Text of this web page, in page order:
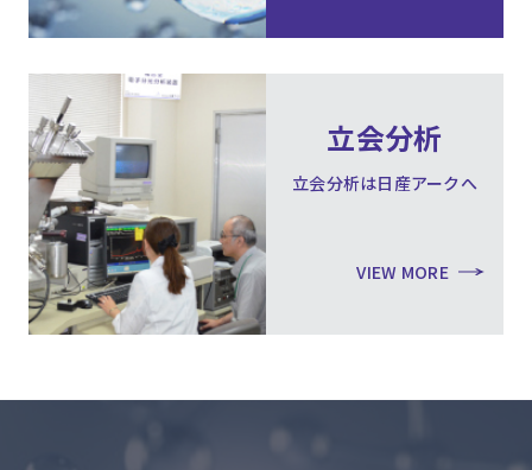
立会分析
立会分析は日産アークへ
VIEW MORE